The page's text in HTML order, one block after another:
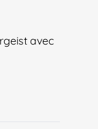
avec